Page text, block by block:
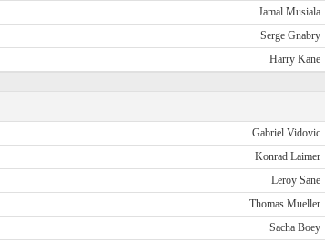
Jamal Musiala
Serge Gnabry
Harry Kane
Gabriel Vidovic
Konrad Laimer
Leroy Sane
Thomas Mueller
Sacha Boey